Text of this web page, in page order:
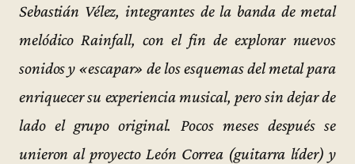
Sebastián Vélez, integrantes de la banda de metal
melódico Rainfall, con el fin de explorar nuevos
sonidos y «escapar» de los esquemas del metal para
enriquecer su experiencia musical, pero sin dejar de
lado el grupo original. Pocos meses después se
unieron al proyecto León Correa (guitarra líder) y